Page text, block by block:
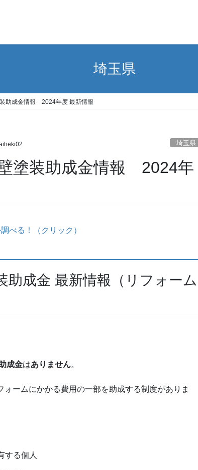
埼玉県
助成金情報 2024年度 最新情報
埼玉県
塗装助成金情報 2024年
べる！（クリック）
助成金 最新情報（リフォーム
成金はありません。
ォームにかかる費用の一部を助成する制度がありま
する個人